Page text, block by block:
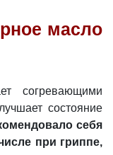
масло
согревающими
состояние
себя
при гриппе,